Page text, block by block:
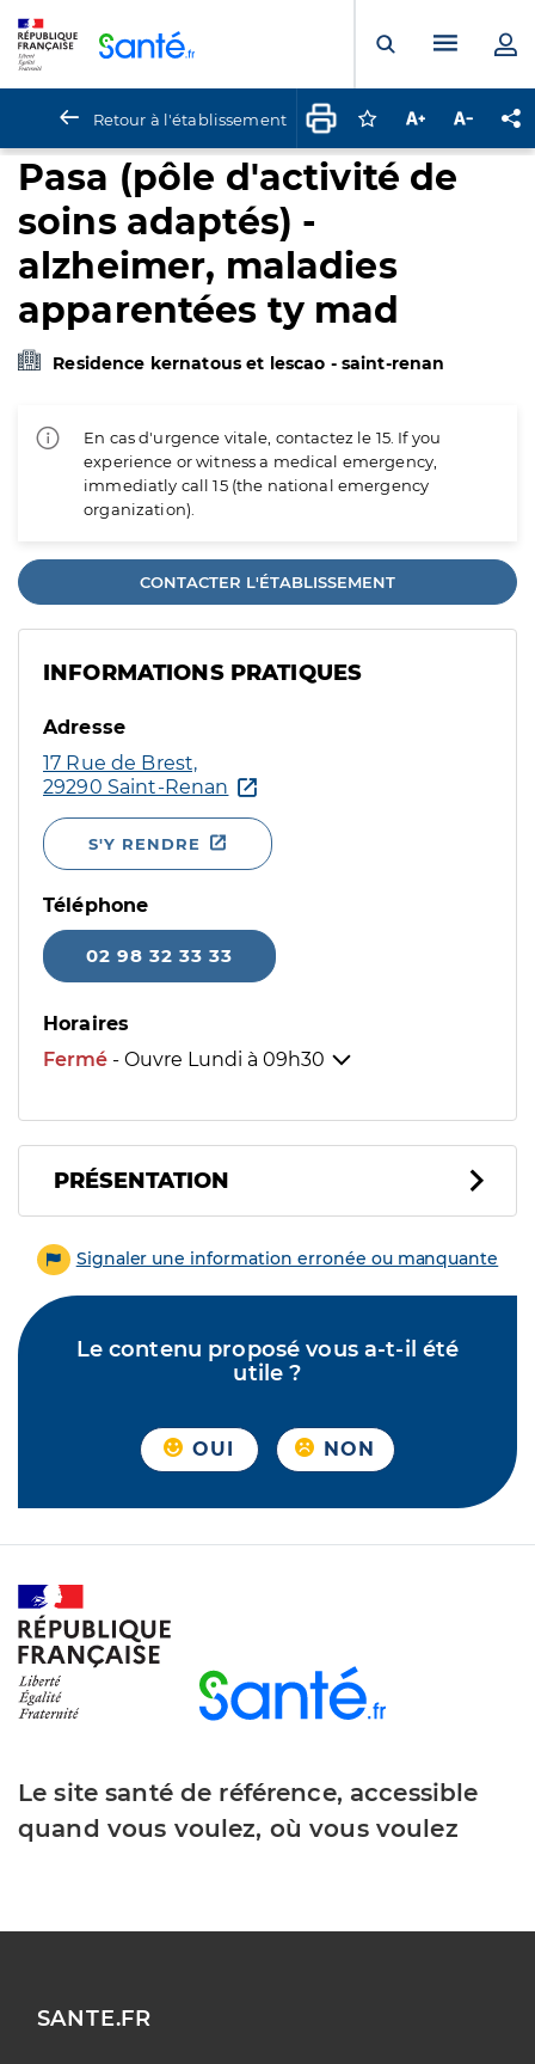
Ouvrir laMenu
Retour à l'établissement Connectez-vous
Augmenter la
Pasa (pôle d'activité de
soins adaptés) -
alzheimer, maladies
apparentées ty mad
Residence kernatous et lescao - saint-renan
En cas d'urgence vitale, contactez le 15. If you
experience or witness a medical emergency,
immediatly call 15 (the national emergency
organization).
CONTACTER L'ÉTABLISSEMENT
INFORMATIONS PRATIQUES
Adresse
17 Rue de Brest,
29290 Saint-Renan
S'Y RENDRE
Téléphone
02 98 32 33 33
Horaires
Fermé - Ouvre Lundi à 09h30
PRÉSENTATION
Signaler une information erronée ou manquante
Le contenu proposé vous a-t-il été
utile ?
OUI NON
Le site santé de référence, accessible
quand vous voulez, où vous voulez
SANTE.FR